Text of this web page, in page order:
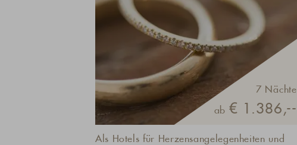
7 Nächte
ab € 1.386,--
Als Hotels für Herzensangelegenheiten und